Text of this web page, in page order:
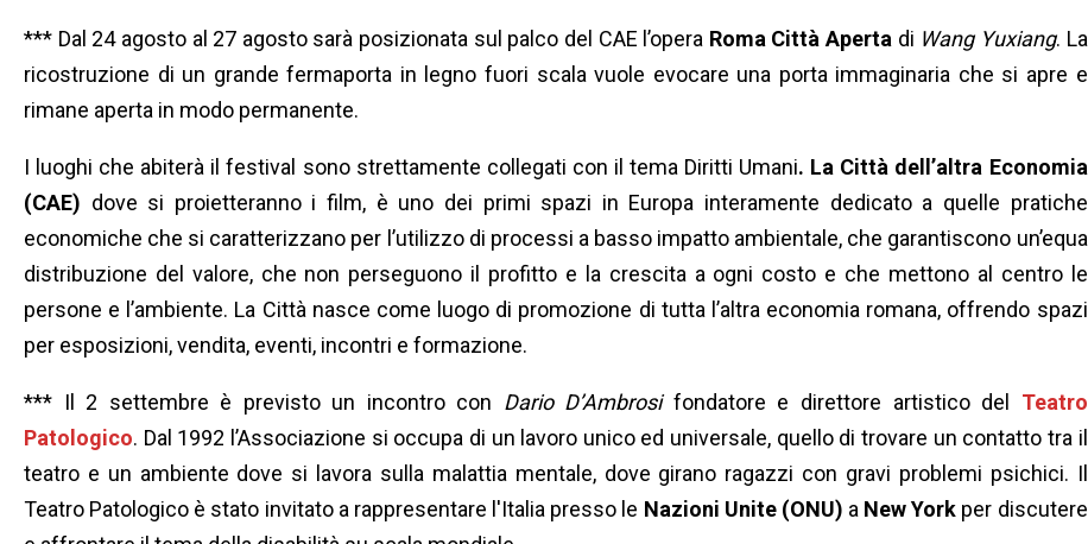
*** Dal 24 agosto al 27 agosto sarà posizionata sul palco del CAE l’opera Roma Città Aperta di Wang Yuxiang. La
ricostruzione di un grande fermaporta in legno fuori scala vuole evocare una porta immaginaria che si apre e
rimane aperta in modo permanente.
I luoghi che abiterà il festival sono strettamente collegati con il tema Diritti Umani. La Città dell’altra Economia
(CAE) dove si proietteranno i film, è uno dei primi spazi in Europa interamente dedicato a quelle pratiche
economiche che si caratterizzano per l’utilizzo di processi a basso impatto ambientale, che garantiscono un’equa
distribuzione del valore, che non perseguono il profitto e la crescita a ogni costo e che mettono al centro le
persone e l’ambiente. La Città nasce come luogo di promozione di tutta l’altra economia romana, offrendo spazi
per esposizioni, vendita, eventi, incontri e formazione.
*** Il 2 settembre è previsto un incontro con Dario D’Ambrosifondatore e direttore artistico del Teatro
Patologico. Dal 1992 l’Associazione si occupa di un lavoro unico ed universale, quello di trovare un contatto tra il
teatro e un ambiente dove si lavora sulla malattia mentale, dove girano ragazzi con gravi problemi psichici. Il
Teatro Patologico è stato invitato a rappresentare l'Italia presso le Nazioni Unite (ONU) a New York per discutere